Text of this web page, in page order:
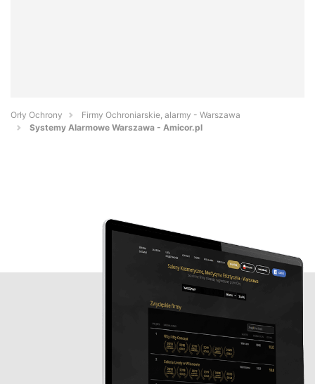
Orły Ochrony
Firmy Ochroniarskie, alarmy - Warszawa
Systemy Alarmowe Warszawa - Amicor.pl